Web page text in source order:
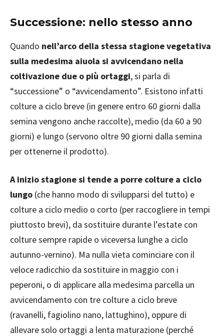
Successione: nello stesso anno
Quando nell’arco della stessa stagione vegetativa
sulla medesima aiuola si avvicendano nella
coltivazione due o più ortaggi, si parla di
“successione” o “avvicendamento”. Esistono infatti
colture a ciclo breve (in genere entro 60 giorni dalla
semina vengono anche raccolte), medio (da 60 a 90
giorni) e lungo (servono oltre 90 giorni dalla semina
per ottenerne il prodotto).
A inizio stagione si tende a porre colture a ciclo
lungo (che hanno modo di svilupparsi del tutto) e
colture a ciclo medio o corto (per raccogliere in tempi
piuttosto brevi), da sostituire durante l’estate con
colture sempre rapide o viceversa lunghe a ciclo
autunno-vernino). Ma nulla vieta cominciare con il
veloce radicchio da sostituire in maggio con i
peperoni, o di applicare alla medesima parcella un
avvicendamento con tre colture a ciclo breve
(ravanelli, fagiolino nano, lattughino), oppure di
allevare solo ortaggi a lenta maturazione (perché